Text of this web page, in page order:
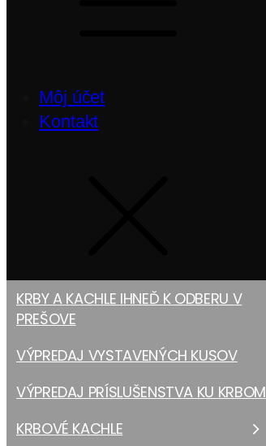
Môj účet
Kontakt
KRBY A KACHLE IHNEĎ K ODBERU V
PREŠOVE
VÝPREDAJ VYSTAVENÝCH KUSOV
VÝPREDAJ PRÍSLUŠENSTVA KU KRBOM
KRBOVÉ KACHLE